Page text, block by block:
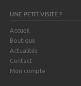
UNE PETIT VISITE ?
Accueil
Boutique
Actualités
Contact
Mon compte